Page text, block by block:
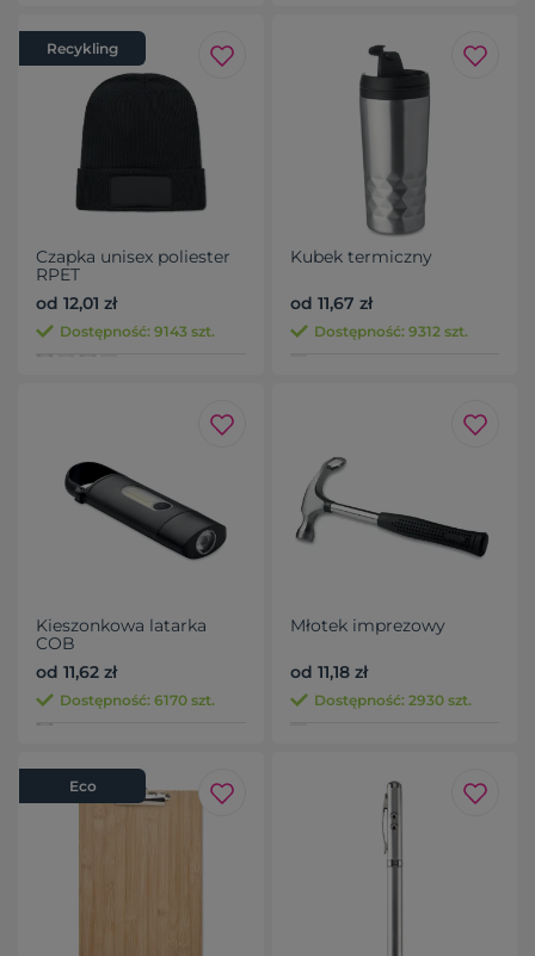
Recykling
Czapka unisex poliester
RPET
od 12,01 zł
Dostępność: 9143 szt.
Kubek termiczny
od 11,67 zł
Dostępność: 9312 szt.
Kieszonkowa latarka
COB
od 11,62 zł
Dostępność: 6170 szt.
Młotek imprezowy
od 11,18 zł
Dostępność: 2930 szt.
Eco